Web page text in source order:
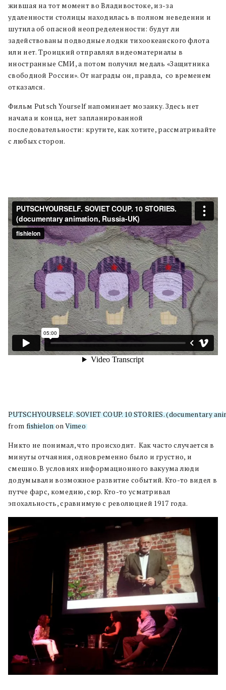
жившая на тот момент во Владивостоке, из-за
удаленности столицы находилась в полном неведении и
шутила об опасной неопределенности: будут ли
задействованы подводные лодки тихоокеанского флота
или нет. Троицкий отправлял видеоматериалы в
иностранные СМИ, а потом получил медаль «Защитника
свободной России». От награды он, правда, со временем
отказался.
Фильм Putsch Yourself напоминает мозаику. Здесь нет
начала и конца, нет запланированной
последовательности: крутите, как хотите, рассматривайте
с любых сторон.
PUTSCHYOURSELF. SOVIET COUP. 10 STORIES. (documentary
from fishielononVimeo.
Никто не понимал, что происходит. Как часто случается в
минуты отчаяния, одновременно было и грустно, и
смешно. В условиях информационного вакуума люди
додумывали возможное развитие событий. Кто-то видел в
путче фарс, комедию, сюр. Кто-то усматривал
эпохальность, сравнимую с революцией 1917 года.